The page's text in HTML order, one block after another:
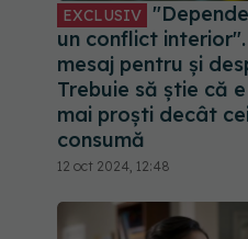
EXCLUSIV
un conflict
mesaj pentru și
Trebuie să știe că
mai proști decât
consumă
12 oct 2024, 12:48